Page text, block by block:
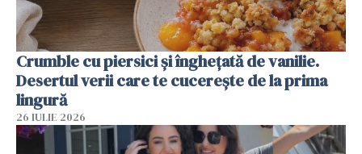
Crumble cu piersici și înghețată de vanilie.
Desertul verii care te cucerește de la prima
lingură
26 IULIE 2026